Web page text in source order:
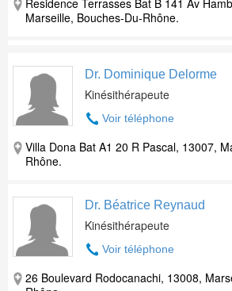
Residence Terrasses Bat B 141 Av
Marseille, Bouches-Du-Rhône.
Dr. Dominique Delorme
Kinésithérapeute
Voir téléphone
Villa Dona Bat A1 20 R Pascal, 13007,
Rhône.
Dr. Béatrice Reynaud
Kinésithérapeute
Voir téléphone
26 Boulevard Rodocanachi, 13008,